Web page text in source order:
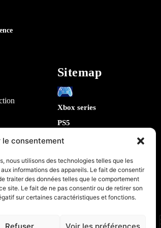
le consentement
nous utilisons des technologies telles que les
informations des appareils. Le fait de consentir
traiter des données telles que le comportement
site. Le fait de ne pas consentir ou de retirer son
sur certaines caractéristiques et fonctions.
Refuser Voir les préférences
la
: 5
Sitemap
Xbox series
PS5
Switch
IA
Robotique
Espace
PC & Composants Gaming